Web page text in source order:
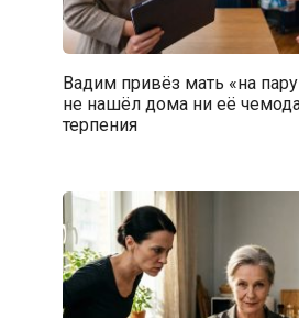
Вадим привёз мать «на
не нашёл дома ни её
терпения